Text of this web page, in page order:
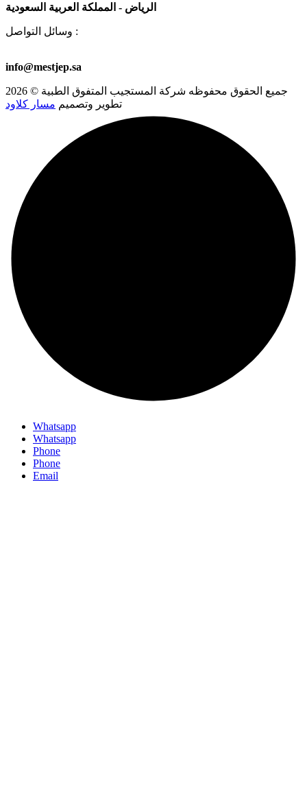
الرياض - المملكة العربية السعودية
وسائل التواصل :
info@mestjep.sa
جميع الحقوق محفوظه شركة المستجيب المتفوق الطبية © 2026
تطوير وتصميم مسار كلاود
Whatsapp
Whatsapp
Phone
Phone
Email